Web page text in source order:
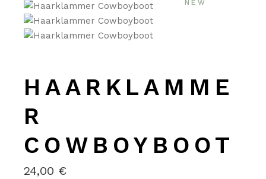
NEW
HAARKLAMME
R
COWBOYBOOT
24,00 €